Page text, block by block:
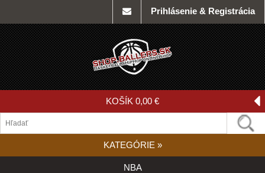
Prihlásenie & Registrácia
KOŠÍK 0,00 €
KATEGÓRIE »
NBA